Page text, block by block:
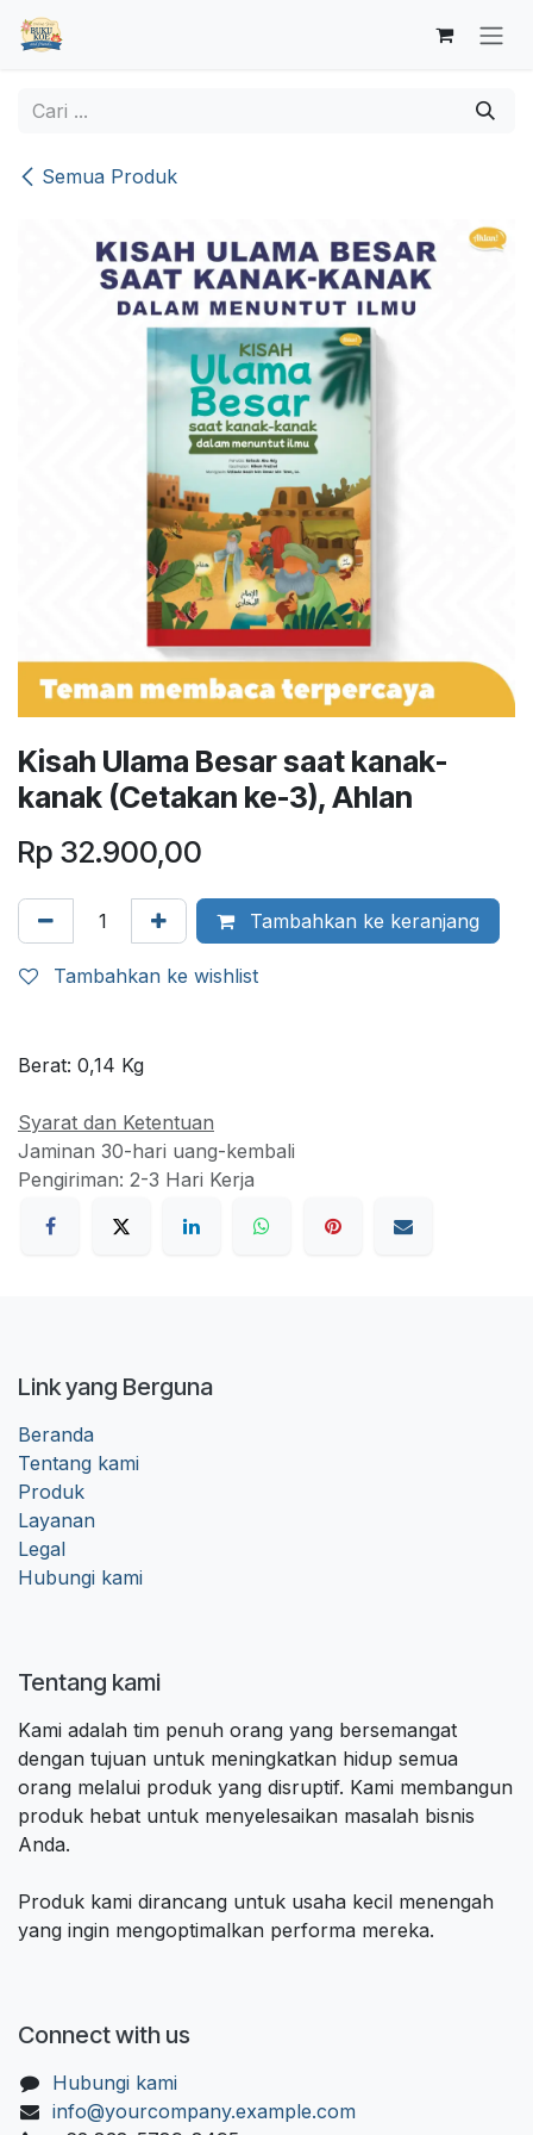
Skip ke Konten
Semua Produk
Kisah Ulama Besar saat kanak-
kanak (Cetakan ke-3), Ahlan
Rp 32.900,00
Tambahkan ke keranjang
Tambahkan ke wishlist
Berat: 0,14 Kg
Syarat dan Ketentuan
Jaminan 30-hari uang-kembali
Pengiriman: 2-3 Hari Kerja
Link yang Berguna
Beranda
Tentang kami
Produk
Layanan
Legal
Hubungi kami
Tentang kami
Kami adalah tim penuh orang yang bersemangat
dengan tujuan untuk meningkatkan hidup semua
orang melalui produk yang disruptif. Kami membangun
produk hebat untuk menyelesaikan masalah bisnis
Anda.
Produk kami dirancang untuk usaha kecil menengah
yang ingin mengoptimalkan performa mereka.
Connect with us
Hubungi kami
info@yourcompany.example.com